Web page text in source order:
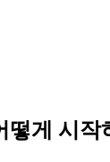
떻게 시작